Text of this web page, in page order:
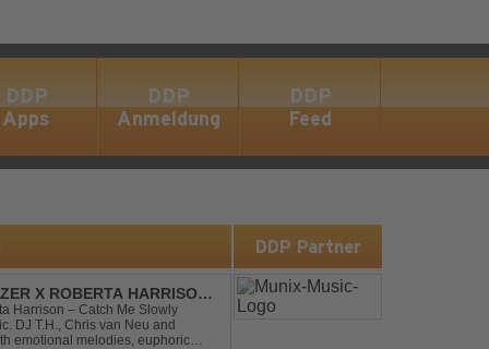
DDP
Apps
DDP
Anmeldung
DDP
Feed
X ROBERTA HARRISON
Harrison – Catch Me Slowly
DJ T.H., Chris van Neu and
emotional melodies, euphoric
DDP Partner